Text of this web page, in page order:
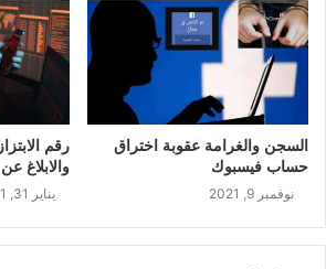
السجن والغرامة عقوبة اختراق
حساب فيسبوك
نوفمبر 9, 2021
رقم
والابلاغ عن
يناير 31, 2021